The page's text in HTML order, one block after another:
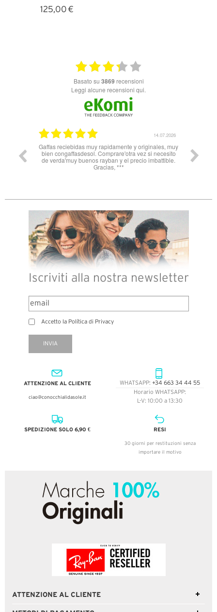
125,00 €
basato su 3869 recensioni
Leggi alcune recensioni qui.
14.07.2026
Gaffas reciebidas muy rapidamente y originales, muy
bien congaffasdesol. Comprare'otra vez si necesito
de verda'muy buenos rayban y el precio imbattible.
Gracias, ***
Iscriviti alla nostra newsletter
Accetto la Política di Privacy
INVIA
ATTENZIONE AL CLIENTE
ciao@conocchialidasole.it
WHATSAPP: +34 663 34 44 55
Horario WHATSAPP:
L-V: 10:00 a 13:30
SPEDIZIONE SOLO 6,90 € RESI
30 giorni per restituzioni senza
importare il motivo
ATTENZIONE AL CLIENTE